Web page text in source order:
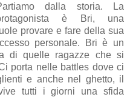
dalla storia. La
è Bri, una
provare e fare della sua
personale. Bri è un
di quelle ragazze che si
porta nelle battles dove ci
e anche nel ghetto, il
tutti i giorni una sfida